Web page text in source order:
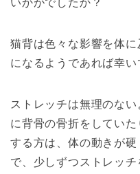
猫背は色々な影響を体
になるようであれば幸い
ストレッチは無理のな
に背骨の骨折をしてい
する方は、体の動きが
で、少しずつストレッ